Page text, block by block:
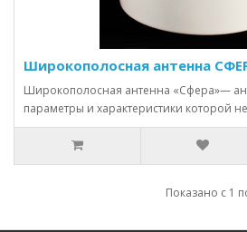
Широкополосная антенна
Широкополосная антенна «Сфера»—
параметры и характеристики которой
Показано с 1